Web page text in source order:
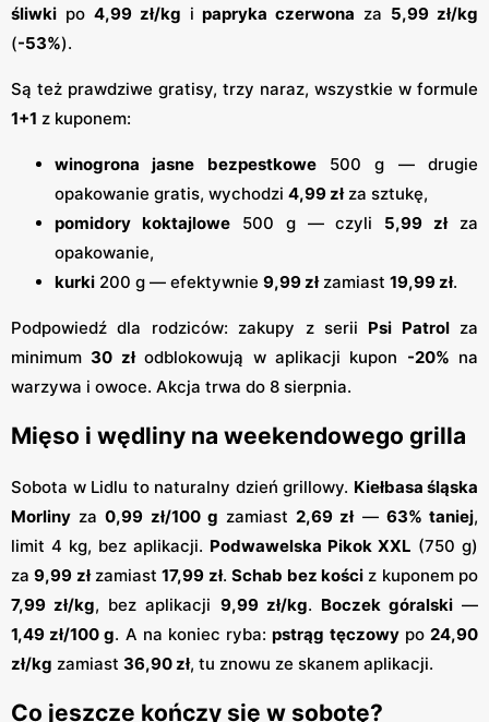
śliwki po 4,99 zł/kg ipapryka czerwona za 5,99 zł/kg
(-53%).
Są też prawdziwe gratisy, trzy naraz, wszystkie w formule
1+1 z kuponem:
winogrona jasne bezpestkowe500 g — drugie
opakowanie gratis, wychodzi 4,99 złza sztukę,
pomidory koktajlowe500 g — czyli 5,99 złza
opakowanie,
kurki 200 g — efektywnie 9,99 złzamiast 19,99 zł.
Podpowiedź dla rodziców: zakupy z serii Psi Patrolza
minimum30 złodblokowują w aplikacji kupon -20% na
warzywa i owoce. Akcja trwa do 8 sierpnia.
Mięso i wędliny na weekendowego grilla
Sobota w Lidlu to naturalny dzień grillowy. Kiełbasa śląska
Morliny za0,99 zł/100 g zamiast 2,69 zł— 63% taniej,
limit 4 kg, bez aplikacji. Podwawelska Pikok XXL (750 g)
za9,99 złzamiast17,99 zł.Schab bez kościz kuponem po
7,99 zł/kg, bez aplikacji 9,99 zł/kg. Boczek góralski—
1,49 zł/100 g. A na koniec ryba:pstrąg tęczowypo 24,90
zł/kg zamiast 36,90 zł, tu znowu ze skanem aplikacji.
Co jeszcze kończy się w sobotę?